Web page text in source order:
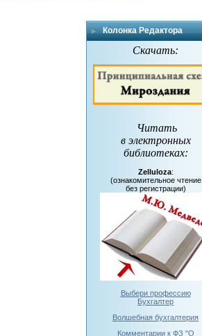
Колонка Редактора
Скачать:
Читать
в электронных
библиотеках:
Zelluloza:
(ознакомительное чтение
без регистрации)
Выбери профессию
Бухгалтер
Волшебная бухгалтерия
Комментарии к ФЗ "О